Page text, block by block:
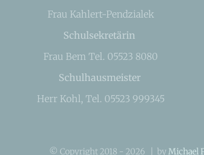
Frau Kahlert-Pendzialek
Schulsekretärin
Frau Bem Tel. 05523 8080
Schulhausmeister
Herr Kohl, Tel. 05523 999345
© Copyright 2018 - 2026 | byMichael